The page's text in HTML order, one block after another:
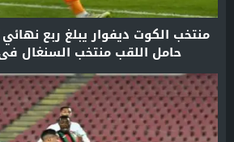
منتخب الكوت ديفوار يبلغ ربع
حامل اللقب منتخب السنغال في